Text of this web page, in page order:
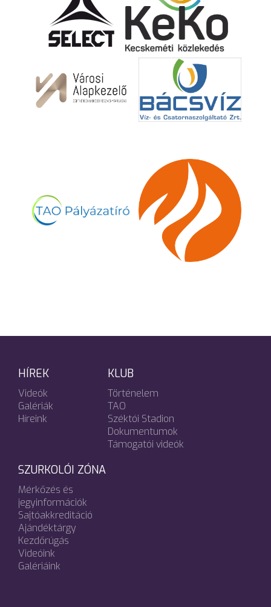
HÍREK
Videók
Galériák
Híreink
KLUB
Történelem
TAO
Széktói Stadion
Dokumentumok
Támogatói videók
SZURKOLÓI ZÓNA
Mérkőzés és
jegyinformációk
Sajtóakkreditáció
Ajándéktárgy
Kezdőrúgás
Videóink
Galériáink